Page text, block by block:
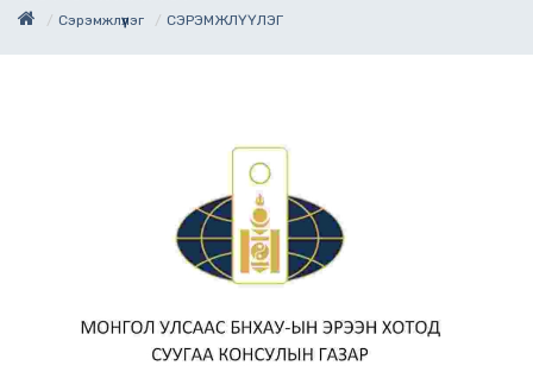
Сэрэмжлүүлэг СЭРЭМЖЛҮҮЛЭГ